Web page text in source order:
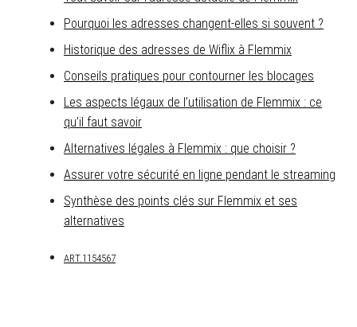
Pourquoi les adresses changent-elles si souvent ?
Historique des adresses de Wiflix à Flemmix
Conseils pratiques pour contourner les blocages
Les aspects légaux de l’utilisation de Flemmix : ce
qu’il faut savoir
Alternatives légales à Flemmix : que choisir ?
Assurer votre sécurité en ligne pendant le streaming
Synthèse des points clés sur Flemmix et ses
alternatives
ART.1154567